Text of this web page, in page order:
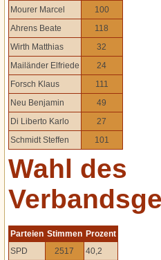
Mourer Marcel
100
Ahrens Beate
118
Wirth Matthias
32
Mailänder Elfriede
24
Forsch Klaus
111
Neu Benjamin
49
Di Liberto Karlo
27
Schmidt Steffen
101
Wahl des
Parteien Stimmen Prozent
SPD
2517
40,2